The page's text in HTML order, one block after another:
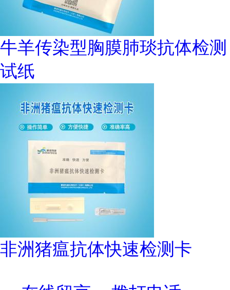
牛羊传染型胸膜肺琰抗体检测
试纸
非洲猪瘟抗体快速检测卡